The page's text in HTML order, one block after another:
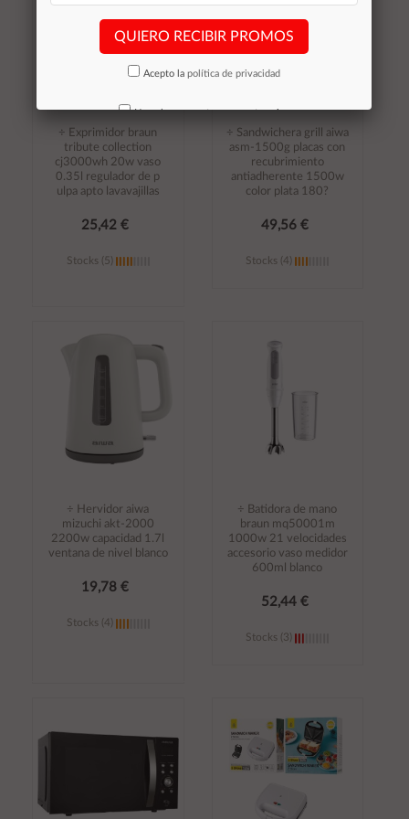
÷ Exprimidor braun
tribute collection
cj3000wh 20w vaso
0.35l regulador de p
ulpa apto lavavajillas
25,42 €
Stocks (5)
÷ Sandwichera grill aiwa
asm-1500g placas con
recubrimiento
antiadherente 1500w
color plata 180?
49,56 €
Stocks (4)
carrito
÷ Hervidor aiwa
mizuchi akt-2000
2200w capacidad 1.7l
ventana de nivel blanco
19,78 €
Stocks (4)
÷ Batidora de mano
braun mq50001m
1000w 21 velocidades
accesorio vaso medidor
600ml blanco
52,44 €
Stocks (3)
carrito
QUIERO RECIBIR PROMOS
Acepto la política de privacidad
No volver a mostrar mas este aviso